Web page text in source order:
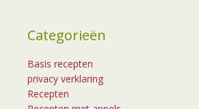
Categorieën
Basis recepten
privacy verklaring
Recepten